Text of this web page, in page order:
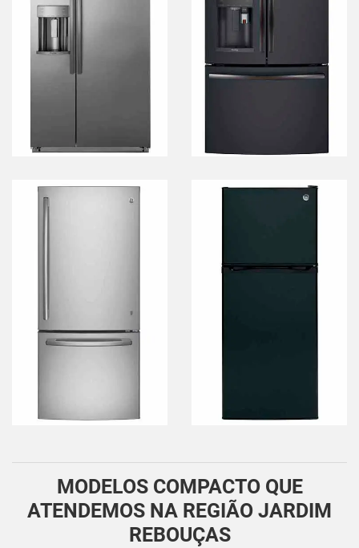
MODELOS COMPACTO QUE
ATENDEMOS NA REGIÃO JARDIM
REBOUÇAS